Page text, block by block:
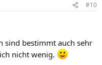
#10
sind bestimmt auch sehr
nicht wenig.